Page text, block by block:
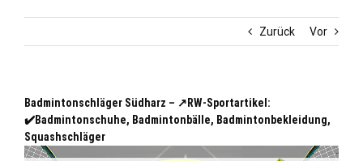
Zurück Vor
Badmintonschläger Südharz – ↗️RW-Sportartikel:
✔️Badmintonschuhe, Badmintonbälle, Badmintonbekleidung,
Squashschläger